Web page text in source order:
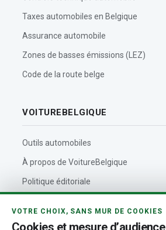
Taxes automobiles en Belgique
Assurance automobile
Zones de basses émissions (LEZ)
Code de la route belge
VOITUREBELGIQUE
Outils automobiles
À propos de VoitureBelgique
Politique éditoriale
VOTRE CHOIX, SANS MUR DE COOKIES